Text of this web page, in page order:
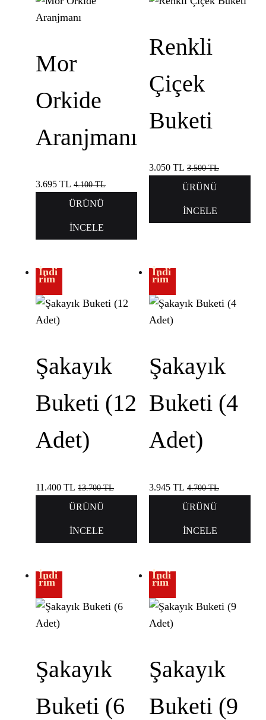
Mor
Orkide
Aranjmanı
3.695 TL 4.100TL
ÜRÜNÜ
İNCELE
Renkli
Çiçek
Buketi
3.050 TL 3.500TL
ÜRÜNÜ
İNCELE
İndi
rim
Şakayık
Buketi (12
Adet)
11.400 TL 13.700TL
ÜRÜNÜ
İNCELE
İndi
rim
Şakayık
Buketi (4
Adet)
3.945 TL 4.700TL
ÜRÜNÜ
İNCELE
İndi
rim
Şakayık
Buketi (6
İndi
rim
Şakayık
Buketi (9